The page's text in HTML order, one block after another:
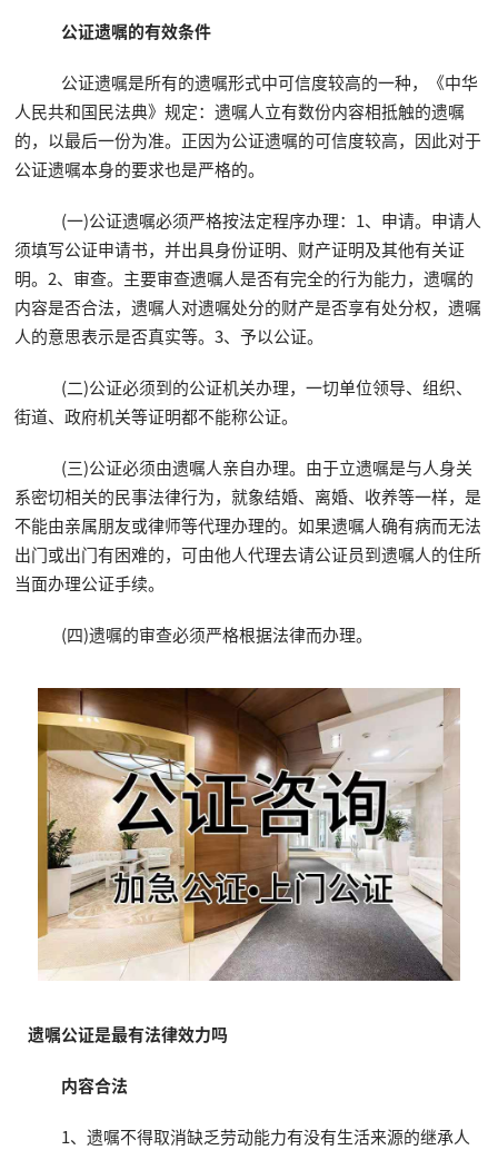
公证遗嘱的有效条件
公证遗嘱是所有的遗嘱形式中可信度较高的一种，《中华
人民共和国民法典》规定：遗嘱人立有数份内容相抵触的遗嘱
的，以最后一份为准。正因为公证遗嘱的可信度较高，因此对于
公证遗嘱本身的要求也是严格的。
(一)公证遗嘱必须严格按法定程序办理：1、申请。申请人
须填写公证申请书，并出具身份证明、财产证明及其他有关证
明。2、审查。主要审查遗嘱人是否有完全的行为能力，遗嘱的
内容是否合法，遗嘱人对遗嘱处分的财产是否享有处分权，遗嘱
人的意思表示是否真实等。3、予以公证。
(二)公证必须到的公证机关办理，一切单位领导、组织、
街道、政府机关等证明都不能称公证。
(三)公证必须由遗嘱人亲自办理。由于立遗嘱是与人身关
系密切相关的民事法律行为，就象结婚、离婚、收养等一样，是
不能由亲属朋友或律师等代理办理的。如果遗嘱人确有病而无法
出门或出门有困难的，可由他人代理去请公证员到遗嘱人的住所
当面办理公证手续。
(四)遗嘱的审查必须严格根据法律而办理。
遗嘱公证是最有法律效力吗
内容合法
1、遗嘱不得取消缺乏劳动能力有没有生活来源的继承人